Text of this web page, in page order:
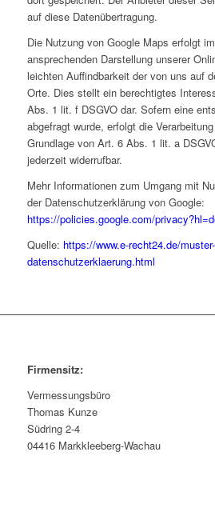
auf diese Datenübertragung.
Die Nutzung von Google Maps erfolgt
ansprechenden Darstellung unserer
leichten Auffindbarkeit der von uns auf
Orte. Dies stellt ein berechtigtes
Abs. 1 lit. f DSGVO dar. Sofern eine
abgefragt wurde, erfolgt die
Grundlage von Art. 6 Abs. 1 lit. a
jederzeit widerrufbar.
Mehr Informationen zum Umgang mit
der Datenschutzerklärung von Google:
https://policies.google.com/
Quelle: https://www.e-recht24.de/muster-
datenschutzerklaerung.html
Firmensitz:
Vermessungsbüro
Thomas Kunze
Südring 2-4
04416 Markkleeberg-Wachau